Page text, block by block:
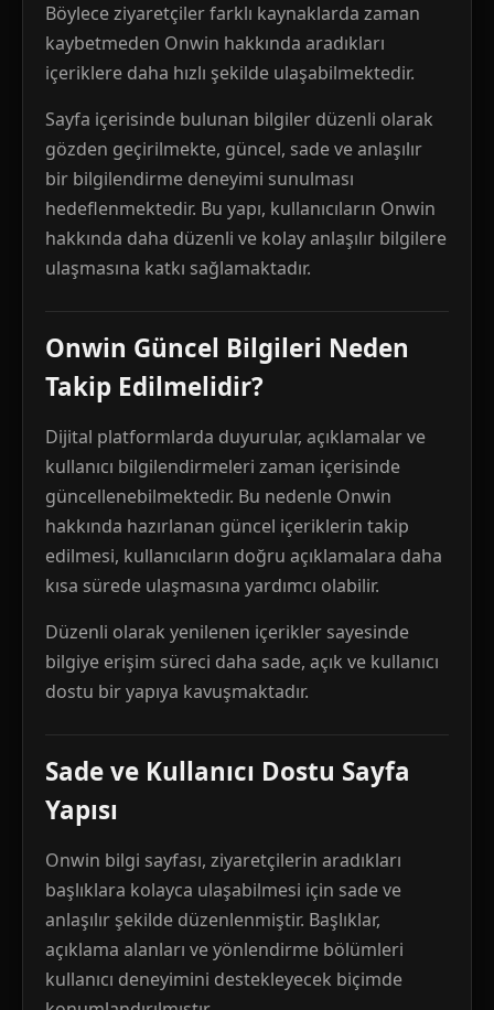
Böylece ziyaretçiler farklı kaynaklarda zaman
kaybetmeden Onwin hakkında aradıkları
içeriklere daha hızlı şekilde ulaşabilmektedir.
Sayfa içerisinde bulunan bilgiler düzenli olarak
gözden geçirilmekte, güncel, sade ve anlaşılır
bir bilgilendirme deneyimi sunulması
hedeflenmektedir. Bu yapı, kullanıcıların Onwin
hakkında daha düzenli ve kolay anlaşılır bilgilere
ulaşmasına katkı sağlamaktadır.
Onwin Güncel Bilgileri Neden
Takip Edilmelidir?
Dijital platformlarda duyurular, açıklamalar ve
kullanıcı bilgilendirmeleri zaman içerisinde
güncellenebilmektedir. Bu nedenle Onwin
hakkında hazırlanan güncel içeriklerin takip
edilmesi, kullanıcıların doğru açıklamalara daha
kısa sürede ulaşmasına yardımcı olabilir.
Düzenli olarak yenilenen içerikler sayesinde
bilgiye erişim süreci daha sade, açık ve kullanıcı
dostu bir yapıya kavuşmaktadır.
Sade ve Kullanıcı Dostu Sayfa
Yapısı
Onwin bilgi sayfası, ziyaretçilerin aradıkları
başlıklara kolayca ulaşabilmesi için sade ve
anlaşılır şekilde düzenlenmiştir. Başlıklar,
açıklama alanları ve yönlendirme bölümleri
kullanıcı deneyimini destekleyecek biçimde